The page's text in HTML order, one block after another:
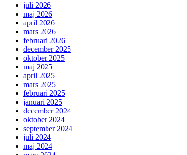
juli 2026
maj 2026
april 2026
mars 2026
februari 2026
december 2025
oktober 2025
maj 2025
april 2025
mars 2025
februari 2025
januari 2025
december 2024
oktober 2024
september 2024
juli 2024
maj 2024